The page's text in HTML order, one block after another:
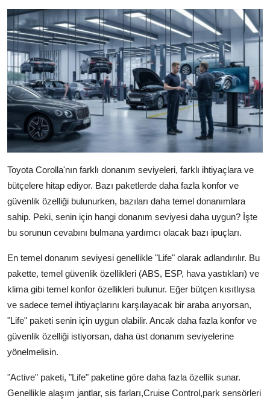
Toyota Corolla'nın farklı donanım seviyeleri, farklı ihtiyaçlara ve
bütçelere hitap ediyor. Bazı paketlerde daha fazla konfor ve
güvenlik özelliği bulunurken, bazıları daha temel donanımlara
sahip. Peki, senin için hangi donanım seviyesi daha uygun? İşte
bu sorunun cevabını bulmana yardımcı olacak bazı ipuçları.
En temel donanım seviyesi genellikle "Life" olarak adlandırılır. Bu
pakette, temel güvenlik özellikleri (ABS, ESP, hava yastıkları) ve
klima gibi temel konfor özellikleri bulunur. Eğer bütçen kısıtlıysa
ve sadece temel ihtiyaçlarını karşılayacak bir araba arıyorsan,
"Life" paketi senin için uygun olabilir. Ancak daha fazla konfor ve
güvenlik özelliği istiyorsan, daha üst donanım seviyelerine
yönelmelisin.
"Active" paketi, "Life" paketine göre daha fazla özellik sunar.
Genellikle alaşım jantlar, sis farları,Cruise Control,park sensörleri